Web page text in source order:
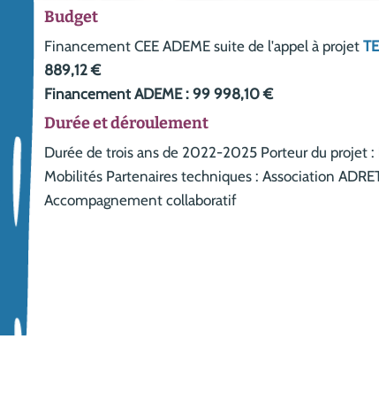
Budget
Financement CEE ADEME suite de l'appel à projet
889,12 €
Financement ADEME : 99 998,10 €
Durée et déroulement
Durée de trois ans de 2022-2025 Porteur du projet :
Mobilités Partenaires techniques : Association
Accompagnement collaboratif